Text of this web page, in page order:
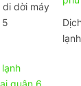
di dời máy
5